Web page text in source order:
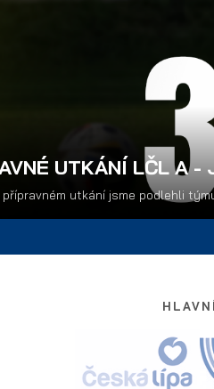
UTKÁNÍ LČL A -
utkání jsme podlehli